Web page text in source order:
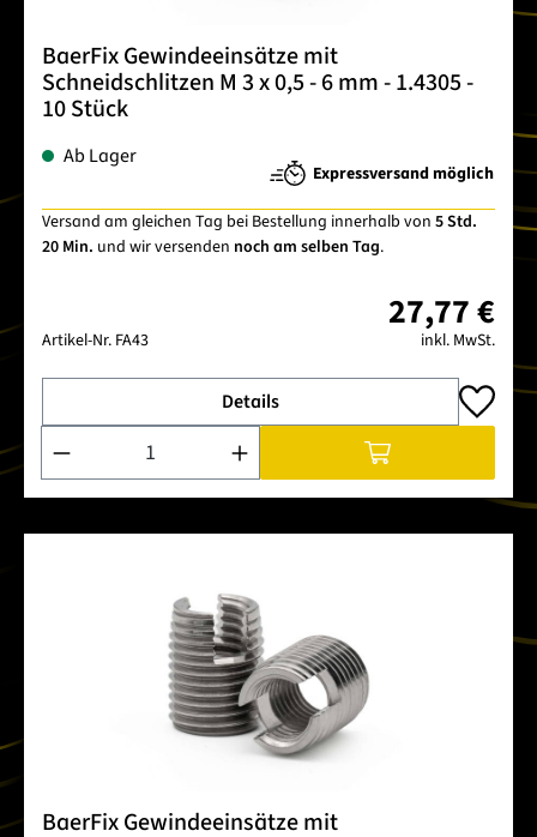
BaerFix Gewindeeinsätze mit
Schneidschlitzen M 3 x 0,5 - 6 mm - 1.4305 -
10 Stück
Ab Lager
Expressversand möglich
Versand am gleichen Tag bei Bestellung innerhalb von 5 Std.
20 Min. und wir versenden noch am selben Tag.
Artikel-Nr. FA43
27,77 €
inkl. MwSt.
Details
Produkt Anzahl: Gib den gewünschten Wert ein oder
BaerFix Gewindeeinsätze mit